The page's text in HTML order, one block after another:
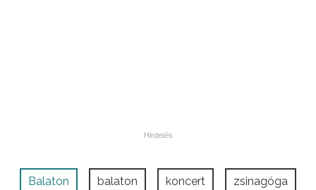
Balaton balaton koncert zsinagóga